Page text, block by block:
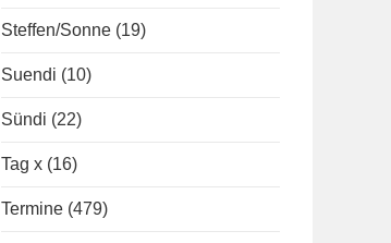
Steffen/Sonne (19)
Suendi (10)
Sündi (22)
Tag x (16)
Termine (479)